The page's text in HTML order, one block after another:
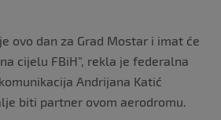
ovo dan za Grad Mostar i imat će
cijelu FBiH”, rekla je federalna
Andrijana Katić
biti partner ovom aerodromu.